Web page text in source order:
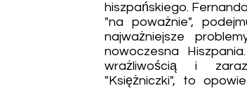
hiszpańskiego.
"na poważnie",
najważniejsze
nowoczesna
wrażliwością i
"Księżniczki", to